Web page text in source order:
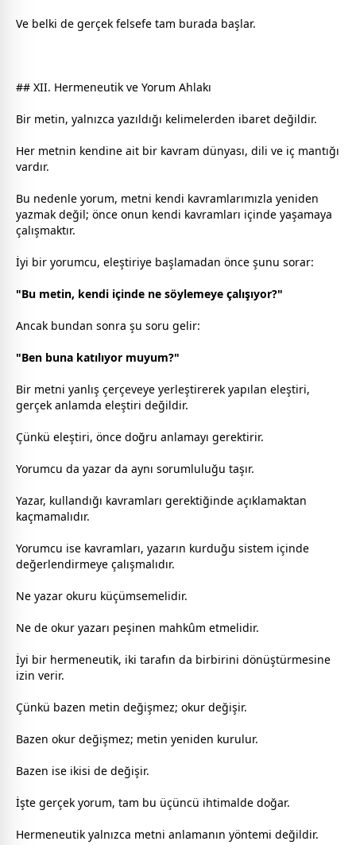
Ve belki de gerçek felsefe tam burada başlar.
## XII. Hermeneutik ve Yorum Ahlakı
Bir metin, yalnızca yazıldığı kelimelerden ibaret değildir.
Her metnin kendine ait bir kavram dünyası, dili ve iç mantığı
vardır.
Bu nedenle yorum, metni kendi kavramlarımızla yeniden
yazmak değil; önce onun kendi kavramları içinde yaşamaya
çalışmaktır.
İyi bir yorumcu, eleştiriye başlamadan önce şunu sorar:
"Bu metin, kendi içinde ne söylemeye çalışıyor?"
Ancak bundan sonra şu soru gelir:
"Ben buna katılıyor muyum?"
Bir metni yanlış çerçeveye yerleştirerek yapılan eleştiri,
gerçek anlamda eleştiri değildir.
Çünkü eleştiri, önce doğru anlamayı gerektirir.
Yorumcu da yazar da aynı sorumluluğu taşır.
Yazar, kullandığı kavramları gerektiğinde açıklamaktan
kaçmamalıdır.
Yorumcu ise kavramları, yazarın kurduğu sistem içinde
değerlendirmeye çalışmalıdır.
Ne yazar okuru küçümsemelidir.
Ne de okur yazarı peşinen mahkûm etmelidir.
İyi bir hermeneutik, iki tarafın da birbirini dönüştürmesine
izin verir.
Çünkü bazen metin değişmez; okur değişir.
Bazen okur değişmez; metin yeniden kurulur.
Bazen ise ikisi de değişir.
İşte gerçek yorum, tam bu üçüncü ihtimalde doğar.
Hermeneutik yalnızca metni anlamanın yöntemi değildir.